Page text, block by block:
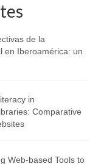
de la
en Iberoamérica: un
in
Comparative
Web-based Tools to